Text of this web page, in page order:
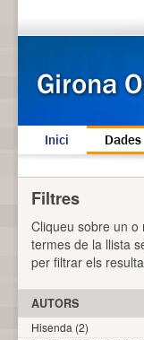
Inici Dades
Filtres
Cliqueu sobre un o
termes de la llista
per filtrar els
AUTORS
Hisenda (2)